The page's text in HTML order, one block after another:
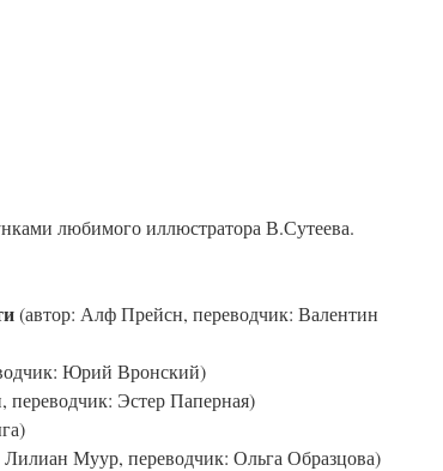
любимого иллюстратора В.Сутеева.
(автор: Алф Прейсн, переводчик: Валентин
Юрий Вронский)
переводчик: Эстер Паперная)
Лилиан Муур, переводчик: Ольга Образцова)